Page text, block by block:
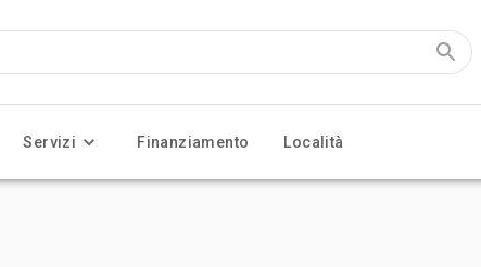
Servizi Finanziamento Località